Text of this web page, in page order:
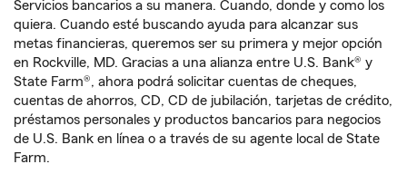
Servicios bancarios a su manera. Cuando, donde y como los
quiera. Cuando esté buscando ayuda para alcanzar sus
metas financieras, queremos ser su primera y mejor opción
en Rockville, MD. Gracias a una alianza entre U.S. Bank® y
State Farm®, ahora podrá solicitar cuentas de cheques,
cuentas de ahorros, CD, CD de jubilación, tarjetas de crédito,
préstamos personales y productos bancarios para negocios
de U.S. Bank en línea o a través de su agente local de State
Farm.